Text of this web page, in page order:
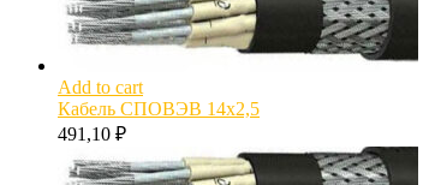
Add to cart
Кабель СПОВЭВ 14х2,5
491,10 ₽